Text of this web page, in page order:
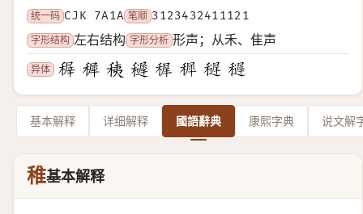
统一码 CJK 7A1A 笔顺 3123432411121
字形结构 左右结构 字形分析 形声；从禾、隹声
异体
基本解释 详细解释 國語辭典 康熙字典 说文解
稚基本解释